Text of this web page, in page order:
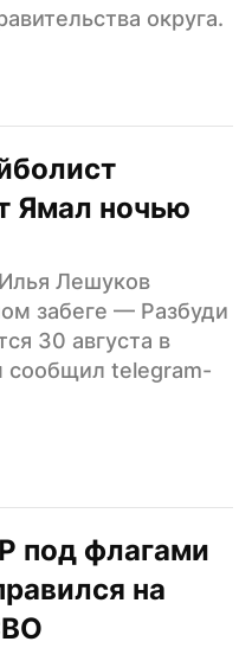
округа.
Ямал ночью
Лешуков
забеге — Разбуди
30 августа в
сообщил telegram-
под флагами
на